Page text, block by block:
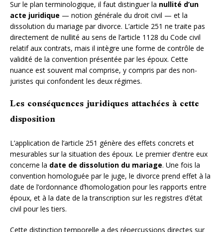
Sur le plan terminologique, il faut distinguer la nullité d’un
acte juridique — notion générale du droit civil — et la
dissolution du mariage par divorce. L’article 251 ne traite pas
directement de nullité au sens de l’article 1128 du Code civil
relatif aux contrats, mais il intègre une forme de contrôle de
validité de la convention présentée par les époux. Cette
nuance est souvent mal comprise, y compris par des non-
juristes qui confondent les deux régimes.
Les conséquences juridiques attachées à cette
disposition
L’application de l’article 251 génère des effets concrets et
mesurables sur la situation des époux. Le premier d’entre eux
concerne la date de dissolution du mariage. Une fois la
convention homologuée par le juge, le divorce prend effet à la
date de l’ordonnance d’homologation pour les rapports entre
époux, et à la date de la transcription sur les registres d’état
civil pour les tiers.
Cette distinction temporelle a des répercussions directes sur